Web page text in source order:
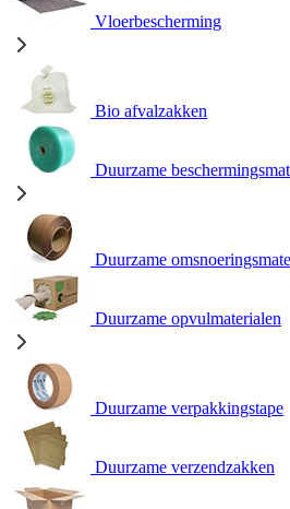
Vloerbescherming
Bio afvalzakken
Duurzame
Duurzame
Duurzame opvulmaterialen
Duurzame verpakkingstape
Duurzame verzendzakken